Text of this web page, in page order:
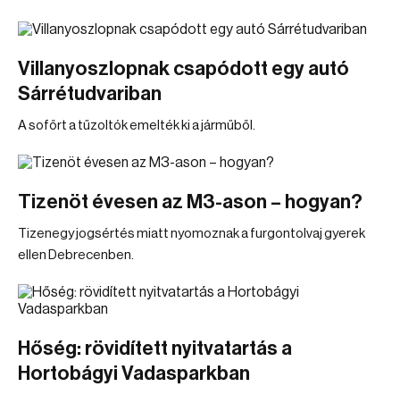
Villanyoszlopnak csapódott egy autó
Sárrétudvariban
A sofőrt a tűzoltók emelték ki a járműből.
Tizenöt évesen az M3-ason – hogyan?
Tizenegy jogsértés miatt nyomoznak a furgontolvaj gyerek
ellen Debrecenben.
Hőség: rövidített nyitvatartás a
Hortobágyi Vadasparkban